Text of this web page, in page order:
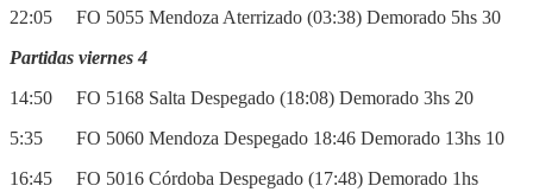
22:05 FO 5055 Mendoza Aterrizado (03:38) Demorado 5hs 30
Partidas viernes 4
14:50 FO 5168 Salta Despegado (18:08) Demorado 3hs 20
5:35 FO 5060 Mendoza Despegado 18:46 Demorado 13hs 10
16:45 FO 5016 Córdoba Despegado (17:48) Demorado 1hs